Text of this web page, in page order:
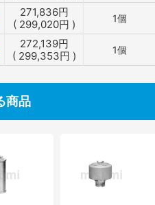
271,836円
( 299,020円 ) 1個
272,139円
( 299,353円 ) 1個
商品